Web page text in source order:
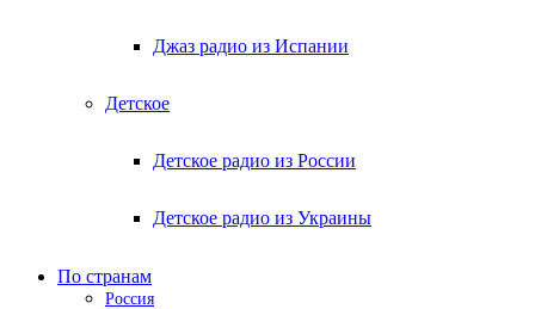
Джаз радио из Испании
Детское
Детское радио из России
Детское радио из Украины
По странам
Россия